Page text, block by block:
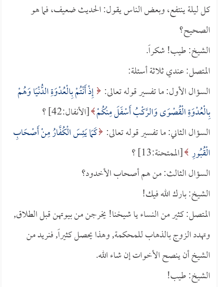
كل ليلة ينتفع، وبعض الناس يقول: الحديث ضعيف، فما هو
الصحيح؟
الشيخ: طيب! شكراً.
المتصل: عندي ثلاثة أسئلة:
السؤال الأول: ما تفسير قوله تعالى: إِذْ أَنْتُمْ بِالْعُدْوَةِ الدُّنْيَا وَهُمْ
بِالْعُدْوَةِ الْقُصْوَى وَالرَّكْبُ أَسْفَلَ مِنْكُمْ [الأنفال:42] ؟
السؤال الثاني: ما تفسير قوله تعالى: كَمَا يَئِسَ الْكُفَّارُ مِنْ أَصْحَابِ
الْقُبُورِ [الممتحنة:13] ؟
السؤال الثالث: من هم أصحاب الأخدود؟
الشيخ: بارك الله فيك!
المتصل: كثير من النساء يا شيخنا! يخرجن من بيوتهن قبل الطلاق,
وتهدد الزوج بالذهاب للمحكمة, وهذا يحصل كثيراً, فنريد من
الشيخ أن ينصح الأخوات إن شاء الله.
الشيخ: طيب!